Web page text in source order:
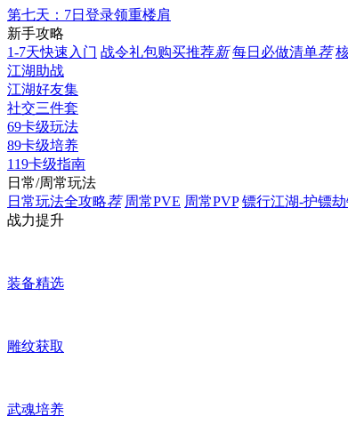
第七天：7日登录领重楼肩
新手攻略
1-7天快速入门 战令礼包购买推荐新 每日必做清单荐
江湖助战
江湖好友集
社交三件套
69卡级玩法
89卡级培养
119卡级指南
日常/周常玩法
日常玩法全攻略荐 周常PVE 周常PVP 镖行江湖-护镖
战力提升
装备精选
雕纹获取
武魂培养